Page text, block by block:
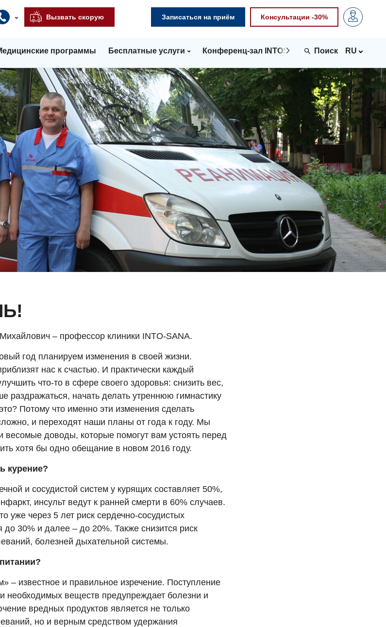
Вызвать скорую Записаться на приём Консультации -30%
программы Бесплатные услуги Конференц-зал INTOSPACE Контакты
RU
– профессор клиники INTO-SANA.
год планируем изменения в своей жизни.
нас к счастью. И практически каждый
что-то в сфере своего здоровья: снизить вес,
раздражаться, начать делать утреннюю гимнастику
Потому что именно эти изменения сделать
и переходят наши планы от года к году. Мы
весомые доводы, которые помогут вам устоять перед
хотя бы одно обещание в новом 2016 году.
курение?
и сосудистой систем у курящих составляет 50%,
инсульт ведут к ранней смерти в 60% случаев.
уже через 5 лет риск сердечно-сосудистых
до 30% и далее – до 20%. Также снизится риск
болезней дыхательной системы.
– известное и правильное изречение. Поступление
необходимых веществ предупреждает болезни и
вредных продуктов является не только
но и верным средством удержания